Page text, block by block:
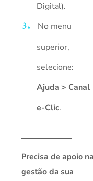
Digital).
No menu
superior,
selecione:
Ajuda > Canal
e-Clic.
Precisa de apoio na
gestão da sua